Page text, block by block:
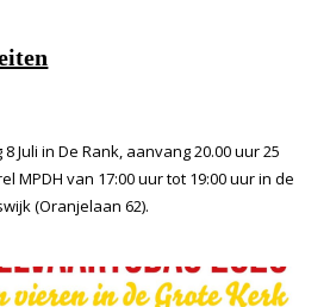
Juli in De Rank, aanvang 20.00 uur 25
MPDH van 17:00 uur tot 19:00 uur in de
(Oranjelaan 62).